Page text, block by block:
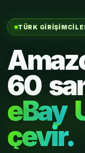
TÜRK
60
eBay
çevir.